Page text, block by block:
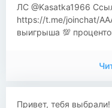
ЛС @Kasatka1966
https://t.me/joinchat/
выигрыша 💯
Привет, тебя